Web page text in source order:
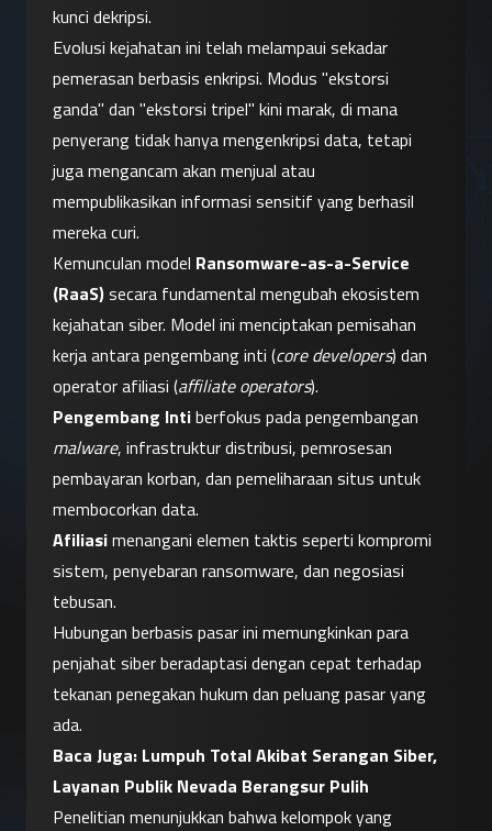
kunci dekripsi.
Evolusi kejahatan ini telah melampaui sekadar
pemerasan berbasis enkripsi. Modus "ekstorsi
ganda" dan "ekstorsi tripel" kini marak, di mana
penyerang tidak hanya mengenkripsi data, tetapi
juga mengancam akan menjual atau
mempublikasikan informasi sensitif yang berhasil
mereka curi.
Kemunculan model Ransomware-as-a-Service
(RaaS) secara fundamental mengubah ekosistem
kejahatan siber. Model ini menciptakan pemisahan
kerja antara pengembang inti (core developers) dan
operator afiliasi (affiliate operators).
Pengembang Inti
malware, infrastruktur distribusi, pemrosesan
pembayaran korban, dan pemeliharaan situs untuk
membocorkan data.
Afiliasi menangani elemen taktis seperti kompromi
sistem, penyebaran ransomware, dan negosiasi
tebusan.
Hubungan berbasis pasar ini memungkinkan para
penjahat siber beradaptasi dengan cepat terhadap
tekanan penegakan hukum dan peluang pasar yang
ada.
Baca Juga: Lumpuh Total Akibat Serangan Siber,
Layanan Publik Nevada Berangsur Pulih
Penelitian menunjukkan bahwa kelompok yang